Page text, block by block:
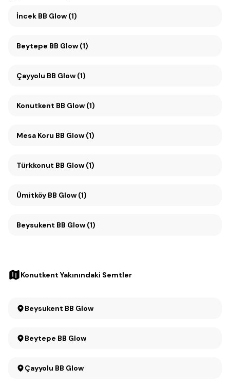
İncek BB Glow (1)
Beytepe BB Glow (1)
Çayyolu BB Glow (1)
Konutkent BB Glow (1)
Mesa Koru BB Glow (1)
Türkkonut BB Glow (1)
Ümitköy BB Glow (1)
Beysukent BB Glow (1)
Konutkent Yakınındaki Semtler
Beysukent BB Glow
Beytepe BB Glow
Çayyolu BB Glow